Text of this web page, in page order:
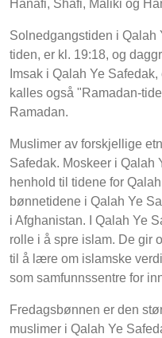
Hanafi, Shafi, Maliki og
Solnedgangstiden i Qalah
tiden, er kl. 19:18, og
Imsak i Qalah Ye
kalles også "Ramadan-
Ramadan.
Muslimer av forskjellige
Safedak. Moskeer i Qalah
henhold til tidene for
bønnetidene i Qalah Ye
i Afghanistan. I Qalah Ye
rolle i å spre islam. De gir
til å lære om islamske
som samfunnssentre for
Fredagsbønnen er den
muslimer i Qalah Ye